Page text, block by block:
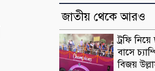
জাতীয় থেকে আরও
ট্রফি
বাসে
বিজয়